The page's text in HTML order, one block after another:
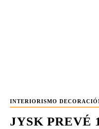
INTERIORISMO
JYSK PREVÉ